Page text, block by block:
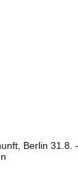
Berlin 31.8.